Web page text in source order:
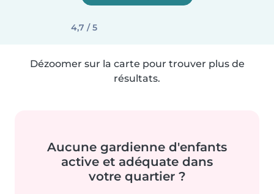
4,7 / 5
Dézoomer sur la carte pour trouver plus de
résultats.
Aucune gardienne d'enfants
active et adéquate dans
votre quartier ?